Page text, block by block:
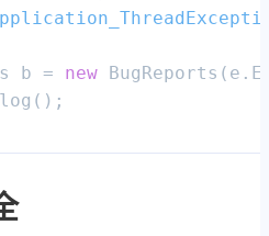
b =
new